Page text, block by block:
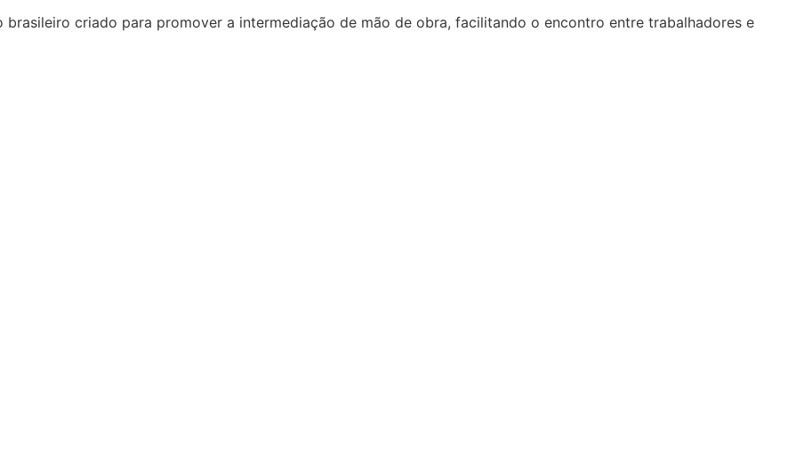
brasileiro criado para promover a intermediação de mão de obra, facilitando o encontro entre trabalhadores e